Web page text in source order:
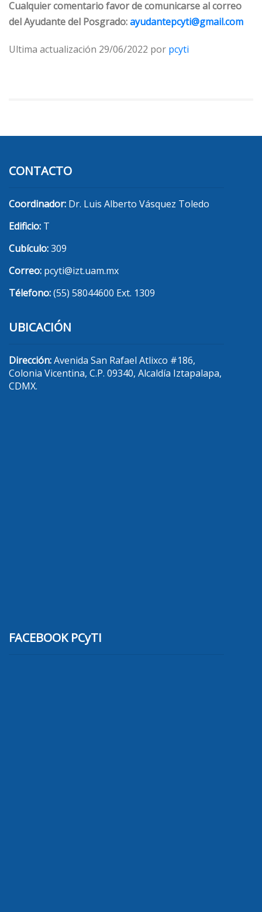
Cualquier comentario favor de comunicarse al correo
del Ayudante del Posgrado:ayudantepcyti@gmail.com
Ultima actualización 29/06/2022 por pcyti
CONTACTO
Coordinador: Dr. Luis Alberto Vásquez Toledo
Edificio: T
Cubículo:309
Correo: pcyti@izt.uam.mx
Télefono:(55) 58044600 Ext. 1309
UBICACIÓN
Dirección:Avenida San Rafael Atlixco #186,
Colonia Vicentina, C.P. 09340, Alcaldía Iztapalapa,
CDMX.
FACEBOOK PCyTI